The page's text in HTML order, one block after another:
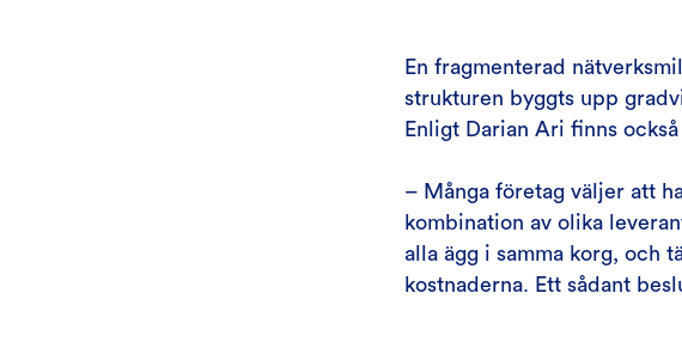
En fragmenterad
strukturen byggts upp
Enligt Darian Ari finns
– Många företag väljer att
kombination av olika
alla ägg i samma korg, och
kostnaderna. Ett sådant